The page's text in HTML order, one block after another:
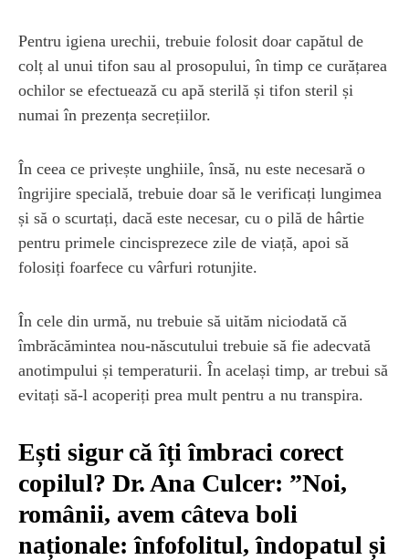
Pentru igiena urechii, trebuie folosit doar capătul de
colț al unui tifon sau al prosopului, în timp ce curățarea
ochilor se efectuează cu apă sterilă și tifon steril și
numai în prezența secrețiilor.
În ceea ce privește unghiile, însă, nu este necesară o
îngrijire specială, trebuie doar să le verificați lungimea
și să o scurtați, dacă este necesar, cu o pilă de hârtie
pentru primele cincisprezece zile de viață, apoi să
folosiți foarfece cu vârfuri rotunjite.
În cele din urmă, nu trebuie să uităm niciodată că
îmbrăcămintea nou-născutului trebuie să fie adecvată
anotimpului și temperaturii. În același timp, ar trebui să
evitați să-l acoperiți prea mult pentru a nu transpira.
Ești sigur că îți îmbraci corect
copilul? Dr. Ana Culcer: ”Noi,
românii, avem câteva boli
naționale: înfofolitul, îndopatul și